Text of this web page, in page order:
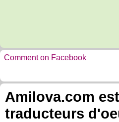
Comment on Facebook
Amilova.com
traducteurs